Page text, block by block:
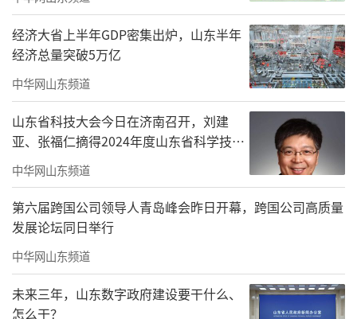
书，是带着写作目的去读书。以写倒逼读，在
创作中消化知识、内化积累。在写作中，发散
思想，引领舆论，报效国家。
书生报国唯文章。我的“历史趋势发现
力、国家难题破解力、社会起步引领力”的核
心价值观，正是在读写结合中完成的。读书可
报国，读书亦可强国。知识、见解、智慧、理
论、规律，连着的是思想、战略、政策、策略
与文化，是一个国家的软实力。读书强国，是
读书人的最高追求。
经济大省上半年GDP密集出炉，山东半年
经济总量突破5万亿
中华网山东频道
山东省科技大会今日在济南召开，刘建
亚、张福仁摘得2024年度山东省科学技术
奖最高奖！
中华网山东频道
第六届跨国公司领导人青岛峰会昨日开幕，跨国公司高质量
发展论坛同日举行
中华网山东频道
未来三年，山东数字政府建设要干什么、
怎么干？